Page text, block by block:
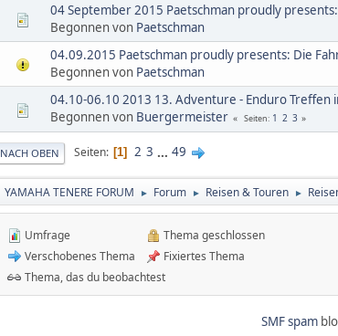
04 September 2015 Paetschman proudly
Begonnen von Paetschman
04.09.2015 Paetschman proudly presents: Die
Begonnen von Paetschman
04.10-06.10 2013 13. Adventure - Enduro Treffen
Begonnen von Buergermeister Seiten 1 2 3
NACH OBEN Seiten 1 2 3 ... 49
YAMAHA TENERE FORUM ► Forum ► Reisen & Touren ►
Umfrage
Verschobenes Thema
Thema geschlossen
Fixiertes Thema
Thema, das du beobachtest
SMF spam